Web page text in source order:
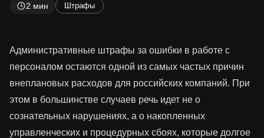
2 мин Штрафы
Административные штрафы за ошибки в работе с
персоналом остаются одной из самых частых причин
внеплановых расходов для российских компаний. При
этом в большинстве случаев речь идет не о
сознательных нарушениях, а о накопленных
управленческих и процедурных сбоях, которые долгое